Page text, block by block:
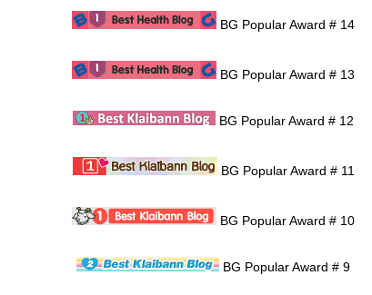
BG Popular Award # 14
BG Popular Award # 13
BG Popular Award # 12
BG Popular Award # 11
BG Popular Award # 10
BG Popular Award # 9